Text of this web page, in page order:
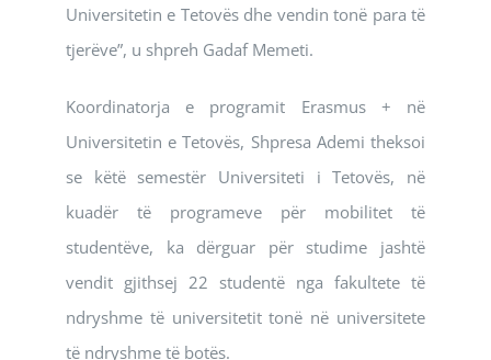
Universitetin e Tetovës dhe vendin tonë para të
tjerëve”, u shpreh Gadaf Memeti.
Koordinatorja e programit Erasmus + në
Universitetin e Tetovës, Shpresa Ademi theksoi
se këtë semestër Universiteti i Tetovës, në
kuadër të programeve për mobilitet të
studentëve, ka dërguar për studime jashtë
vendit gjithsej 22 studentë nga fakultete të
ndryshme të universitetit tonë në universitete
të ndryshme të botës.